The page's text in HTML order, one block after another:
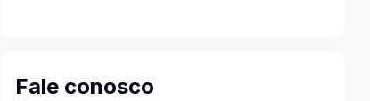
Fale conosco